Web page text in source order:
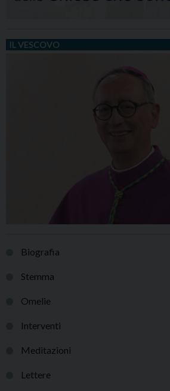
IL VESCOVO
Biografia
Stemma
Omelie
Interventi
Meditazioni
Lettere